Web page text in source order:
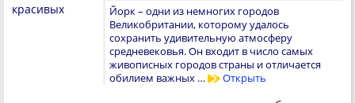
Йорк – одни из немногих городов
Великобритании, которому удалось
сохранить удивительную атмосферу
средневековья. Он входит в число самых
живописных городов страны и отличается
обилием важных …
Открыть
красивых